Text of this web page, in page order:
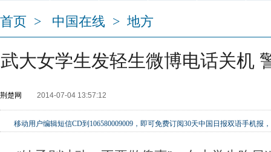
首页 > 中国在线 > 地方
武大女学生发轻生微博电话关机
荆楚网 2014-07-04 13:57:12
移动用户编辑短信CD到106580009009，即可免费订阅30天中国日报双语手机报